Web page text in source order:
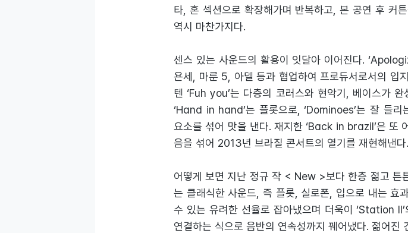
타, 혼 섹션으로 확장해가며 반복하고, 본 공연 후 커
역시 마찬가지다.
센스 있는 사운드의 활용이 잇달아 이어진다.
욘세, 마룬 5, 아델 등과 협업하여 프로듀서로서의 입
텐 ‘Fuh you’는 다층의 코러스와 현악기, 베이스가
‘Hand in hand’는 플롯으로, ‘Dominoes’는 잘 들
요소를 섞어 맛을 낸다. 재지한 ‘Back in brazil’은 또
음을 섞어 2013년 브라질 콘서트의 열기를 재현해낸다.
어떻게 보면 지난 정규 작 < New >보다 한층 젊고 튼
는 클래식한 사운드, 즉 플롯, 실로폰, 입으로 내는 효
수 있는 유려한 선율로 잡아냈으며 더욱이 ‘Station
연결하는 식으로 음반의 연속성까지 꿰어냈다. 젊어